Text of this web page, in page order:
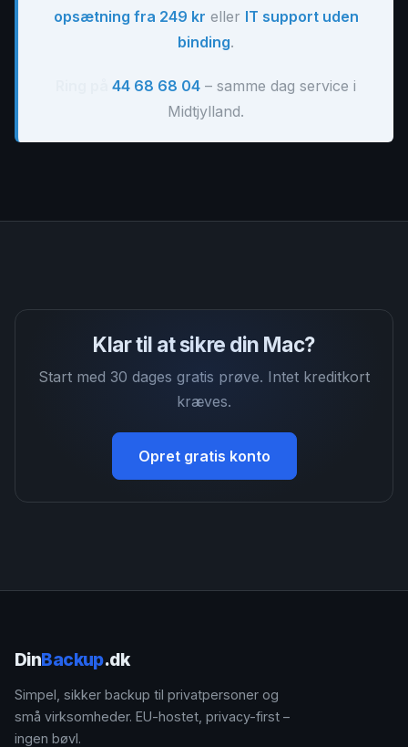
opsætning fra 249 kr eller IT support uden
binding.
44 68 68 04 – samme dag service i
Midtjylland.
Klar til at sikre din Mac?
Start med 30 dages gratis prøve. Intet kreditkort
kræves.
Opret gratis konto
DinBackup.dk
Simpel, sikker backup til privatpersoner og
små virksomheder. EU-hostet, privacy-first –
ingen bøvl.